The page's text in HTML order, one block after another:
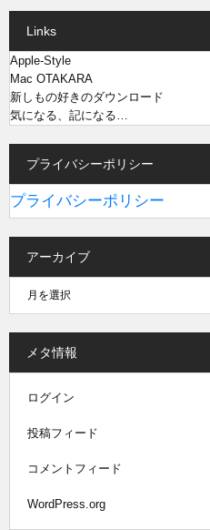
Links
Apple-Style
Mac OTAKARA
新しもの好きのダウンロード
気になる、記になる…
プライバシーポリシー
プライバシーポリシー
アーカイブ
メタ情報
ログイン
投稿フィード
コメントフィード
WordPress.org